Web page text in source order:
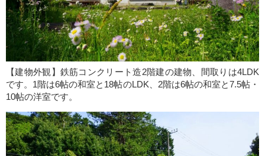
【建物外観】鉄筋コンクリート造2階建の建物、間取りは4LDK
です。1階は6帖の和室と18帖のLDK、2階は6帖の和室と7.5帖・
10帖の洋室です。